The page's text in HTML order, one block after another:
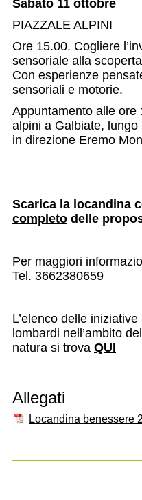
Sabato 11 ottobre
PIAZZALE ALPINI
Ore 15.00. Cogliere
sensoriale alla
Con esperienze
sensoriali e motorie.
Appuntamento alle ore
alpini a Galbiate,
in direzione Eremo
Scarica la locandina
completo delle
Per maggiori
Tel. 3662380659
L’elenco delle
lombardi nell’ambito
natura si trova QUI
Allegati
Locandina benessere